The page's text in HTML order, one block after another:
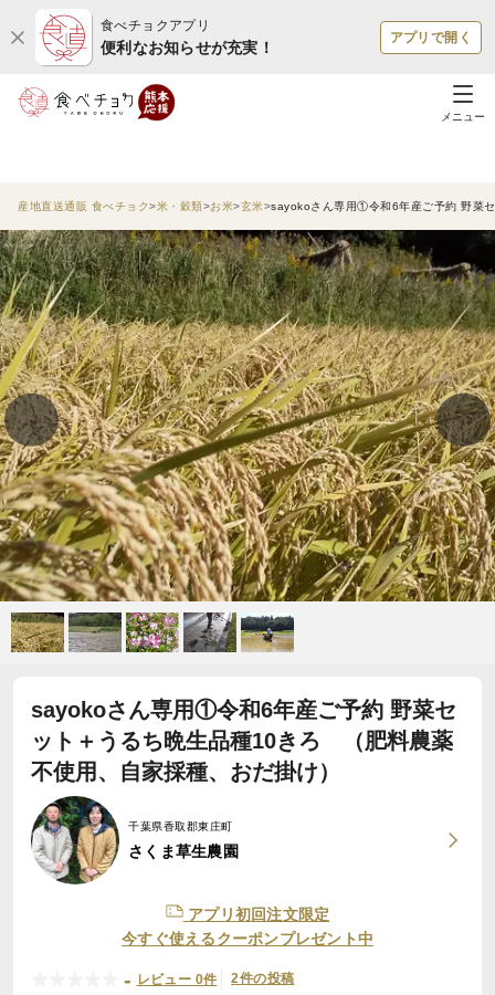
食べチョクアプリ
便利なお知らせが充実！
アプリで開く
メニュー
産地直送通販 食べチョク 米・穀類 お米 玄米 sayokoさん専用①令和6年産ご予約 野菜
sayokoさん専用①令和6年産ご予約 野菜セ
ット＋うるち晩生品種10きろ （肥料農薬
不使用、自家採種、おだ掛け）
千葉県香取郡東庄町
さくま草生農園
アプリ初回注文限定
今すぐ使えるクーポンプレゼント中
- レビュー 0件 2件の投稿